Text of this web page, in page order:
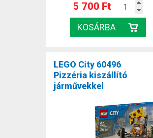
5 700 Ft
LEGO City 60496
Pizzéria kiszállító
járművekkel